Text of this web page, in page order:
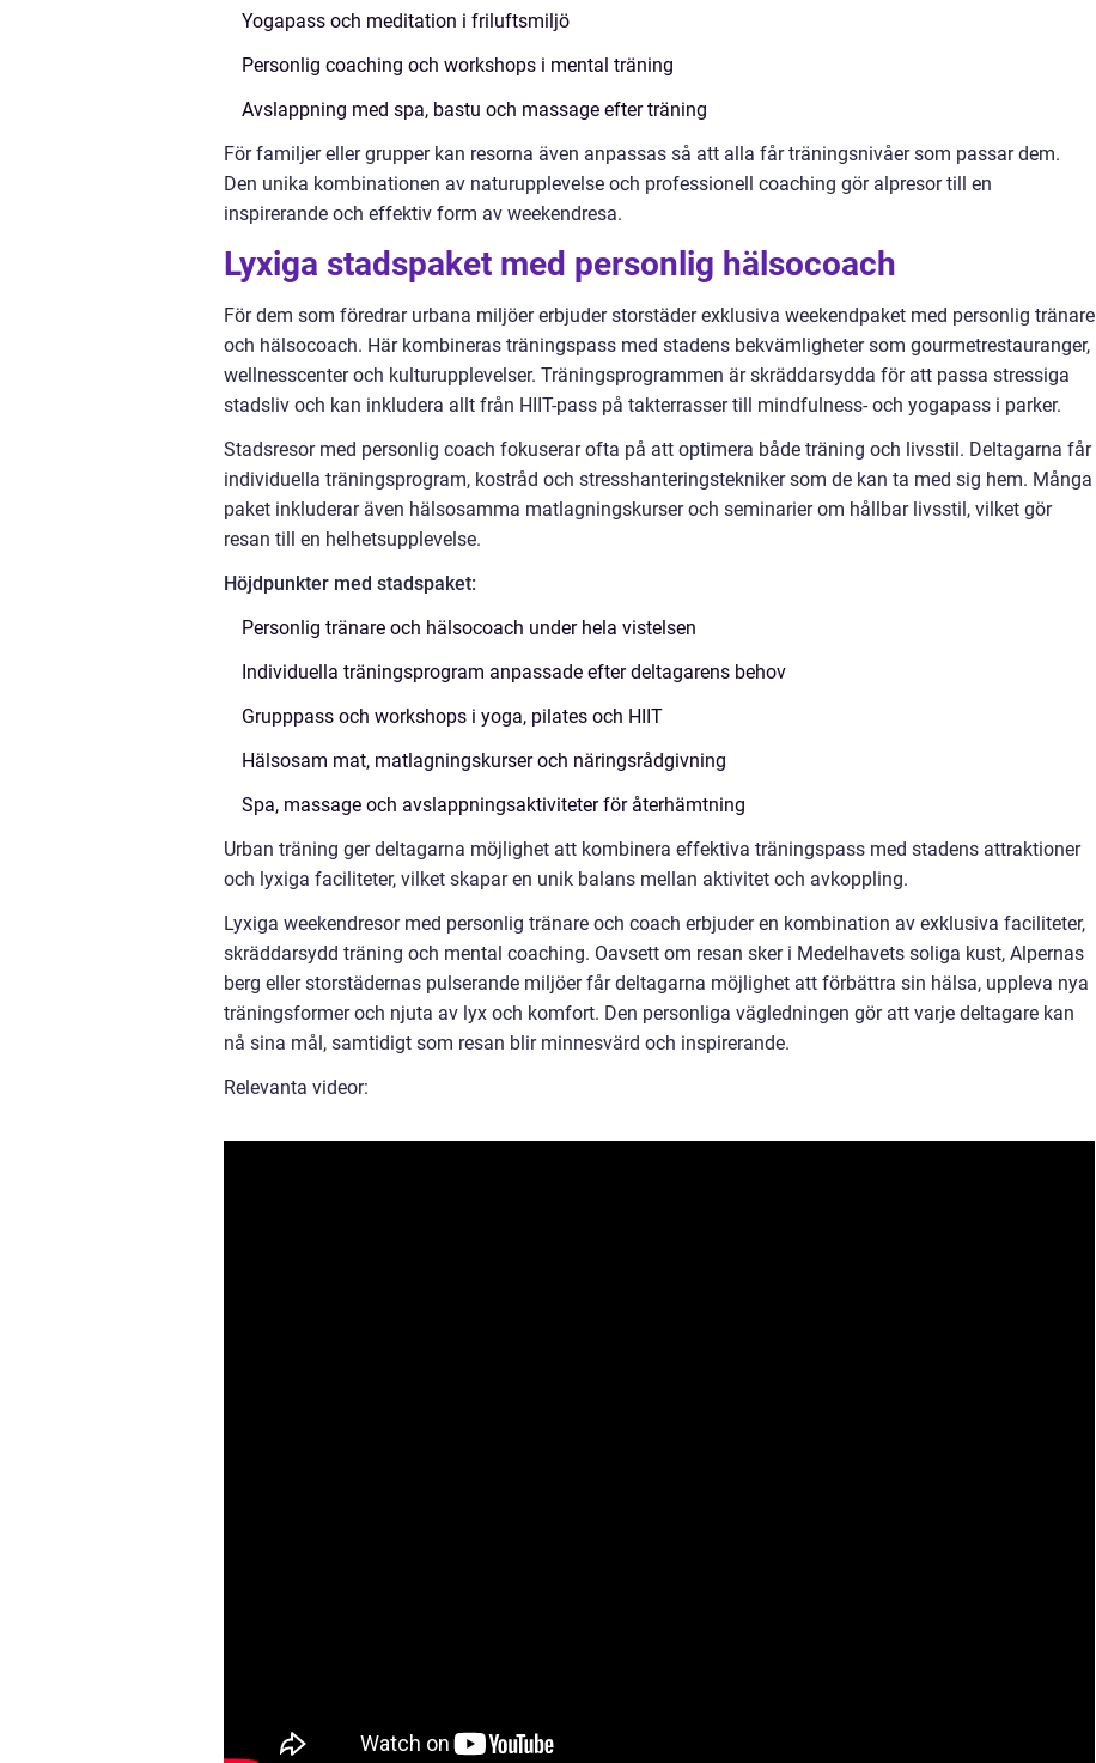
Yogapass och meditation i friluftsmiljö
Personlig coaching och workshops i mental träning
Avslappning med spa, bastu och massage efter träning
För familjer eller grupper kan resorna även anpassas så att alla får träningsnivåer som passar dem.
Den unika kombinationen av naturupplevelse och professionell coaching gör alpresor till en
inspirerande och effektiv form av weekendresa.
Lyxiga stadspaket med personlig hälsocoach
För dem som föredrar urbana miljöer erbjuder storstäder exklusiva weekendpaket med personlig tränare
och hälsocoach. Här kombineras träningspass med stadens bekvämligheter som gourmetrestauranger,
wellnesscenter och kulturupplevelser. Träningsprogrammen är skräddarsydda för att passa stressiga
stadsliv och kan inkludera allt från HIIT-pass på takterrasser till mindfulness- och yogapass i parker.
Stadsresor med personlig coach fokuserar ofta på att optimera både träning och livsstil. Deltagarna får
individuella träningsprogram, kostråd och stresshanteringstekniker som de kan ta med sig hem. Många
paket inkluderar även hälsosamma matlagningskurser och seminarier om hållbar livsstil, vilket gör
resan till en helhetsupplevelse.
Höjdpunkter med stadspaket:
Personlig tränare och hälsocoach under hela vistelsen
Individuella träningsprogram anpassade efter deltagarens behov
Grupppass och workshops i yoga, pilates och HIIT
Hälsosam mat, matlagningskurser och näringsrådgivning
Spa, massage och avslappningsaktiviteter för återhämtning
Urban träning ger deltagarna möjlighet att kombinera effektiva träningspass med stadens attraktioner
och lyxiga faciliteter, vilket skapar en unik balans mellan aktivitet och avkoppling.
Lyxiga weekendresor med personlig tränare och coach erbjuder en kombination av exklusiva faciliteter,
skräddarsydd träning och mental coaching. Oavsett om resan sker i Medelhavets soliga kust, Alpernas
berg eller storstädernas pulserande miljöer får deltagarna möjlighet att förbättra sin hälsa, uppleva nya
träningsformer och njuta av lyx och komfort. Den personliga vägledningen gör att varje deltagare kan
nå sina mål, samtidigt som resan blir minnesvärd och inspirerande.
Relevanta videor: